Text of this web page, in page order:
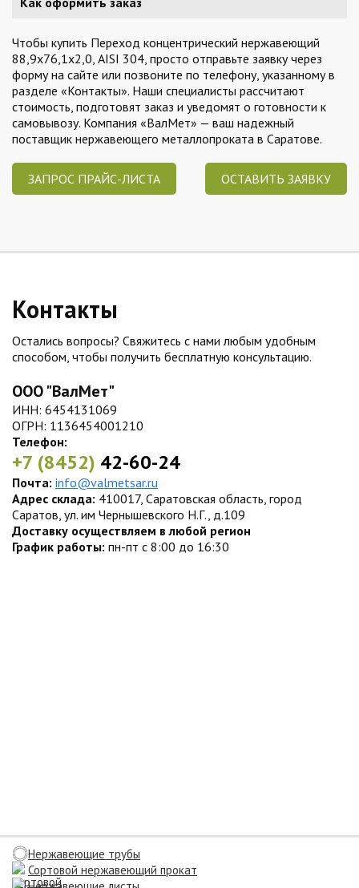
Чтобы купить Переход концентрический нержавеющий
88,9х76,1х2,0, AISI 304, просто отправьте заявку через
форму на сайте или позвоните по телефону, указанному в
разделе «Контакты». Наши специалисты рассчитают
стоимость, подготовят заказ и уведомят о готовности к
самовывозу. Компания «ВалМет» — ваш надежный
поставщик нержавеющего металлопроката в Саратове.
ЗАПРОС ПРАЙС-ЛИСТА ОСТАВИТЬ ЗАЯВКУ
Контакты
Остались вопросы? Свяжитесь с нами любым удобным
способом, чтобы получить бесплатную консультацию.
ООО "ВалМет"
ИНН: 6454131069
ОГРН: 1136454001210
Телефон:
+7 (8452) 42-60-24
Почта: info@valmetsar.ru
Адрес склада: 410017, Саратовская область, город
Саратов, ул. им Чернышевского Н.Г., д.109
Доставку осуществляем в любой регион
График работы: пн-пт с 8:00 до 16:30
Нержавеющие трубы
Сортовой нержавеющий прокат